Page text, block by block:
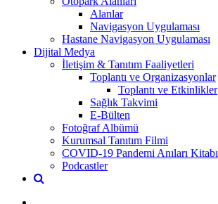
Alanlar
Navigasyon Uygulaması
Hastane Navigasyon Uygulaması
Dijital Medya
İletişim & Tanıtım Faaliyetleri
Toplantı ve Organizasyonlar
Toplantı ve Etkinlikler
Sağlık Takvimi
E-Bülten
Fotoğraf Albümü
Kurumsal Tanıtım Filmi
COVID-19 Pandemi Anıları Kitabı
Podcastler